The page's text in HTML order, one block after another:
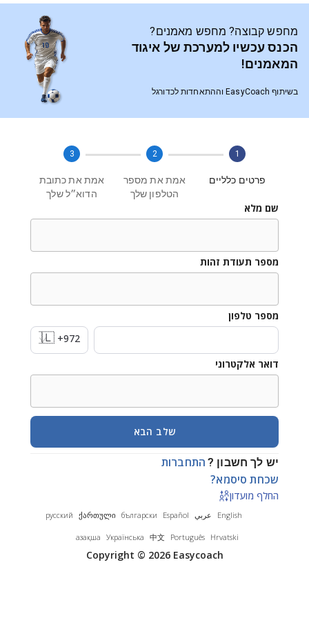
1
פרטים כלליים
2
אמת את מספר
הטלפון שלך
3
אמת את כתובת
הדוא״ל שלך
שם מלא
מספר תעודת זהות
מספר טלפון
🇮🇱 +972
דואר אלקטרוני
שלב הבא
יש לך חשבון ? התחברות
שכחת סיסמא?
החלף מועדון
English عربي Español
български
ქართული
русский
Hrvatski
Português
中文
Українська
Қазақша
Copyright © 2026 Easycoach
מחפש קבוצה? מחפש מאמנים?
הכנס עכשיו למערכת של איגוד
המאמנים!
בשיתוף EasyCoach וההתאחדות לכדורגל